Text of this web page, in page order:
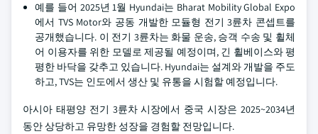
예를 들어 2025년 1월 Hyundai는 Bharat Mobility Global Expo
에서 TVS Motor와 공동 개발한 모듈형 전기 3륜차 콘셉트를
공개했습니다. 이 전기 3륜차는 화물 운송, 승객 수송 및 휠체
어 이용자를 위한 모델로 제공될 예정이며, 긴 휠베이스와 평
평한 바닥을 갖추고 있습니다. Hyundai는 설계와 개발을 주도
하고, TVS는 인도에서 생산 및 유통을 시험할 예정입니다.
아시아 태평양 전기 3륜차 시장에서 중국 시장은 2025~2034년
동안 상당하고 유망한 성장을 경험할 전망입니다.